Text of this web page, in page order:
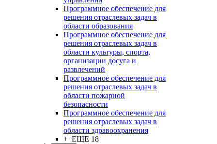
Программное обеспечение для
решения отраслевых задач в
области образования
Программное обеспечение для
решения отраслевых задач в
области культуры, спорта,
организации досуга и
развлечений
Программное обеспечение для
решения отраслевых задач в
области пожарной
безопасности
Программное обеспечение для
решения отраслевых задач в
области здравоохранения
+ ЕЩЕ 18